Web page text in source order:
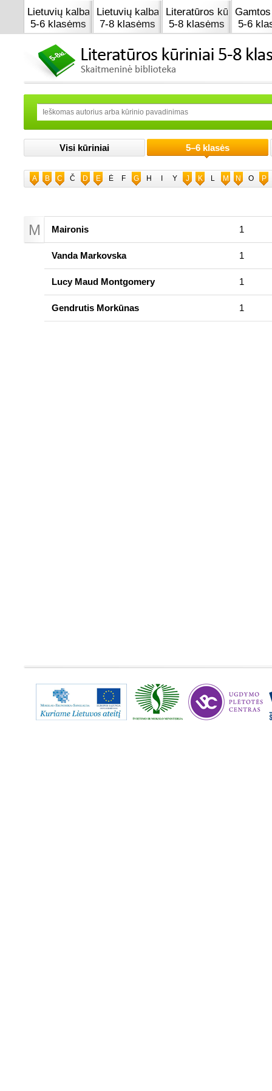
Lietuvių kalba
5-6 klasėms
Lietuvių kalba
7-8 klasėms
Literatūros kūrinai
5-8 klasėms
5-6
Visi kūriniai 5–6 klasės
A B C Č D E Ė F G H Y J K L M N O P
M Maironis 1
Vanda Markovska 1
Lucy Maud Montgomery 1
Gendrutis Morkūnas 1